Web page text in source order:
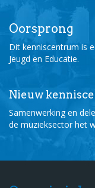
Oorsprong
Dit kenniscentrum is
Jeugd en Educatie.
Nieuw
Samenwerking en
de muzieksector het